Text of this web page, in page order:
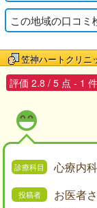
この地域の口コミ
笠神ハートクリニ
評価 2.8 / 5 点 - 1
心療内
お医者